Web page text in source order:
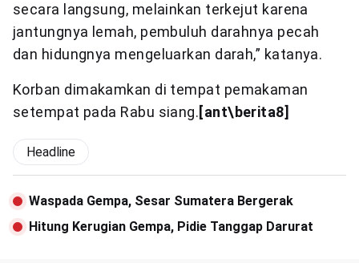
secara langsung, melainkan terkejut karena
jantungnya lemah, pembuluh darahnya pecah
dan hidungnya mengeluarkan darah,” katanya.
Korban dimakamkan di tempat pemakaman
setempat pada Rabu siang.[ant\berita8]
Headline
Waspada Gempa, Sesar Sumatera Bergerak
Hitung Kerugian Gempa, Pidie Tanggap Darurat